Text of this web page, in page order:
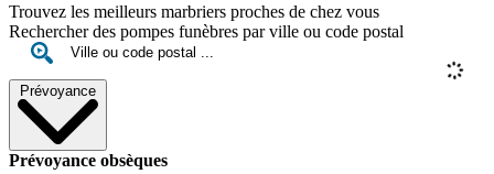
Trouvez les meilleurs marbriers proches de chez vous
Rechercher des pompes funèbres par ville ou code postal
Prévoyance
Prévoyance obsèques